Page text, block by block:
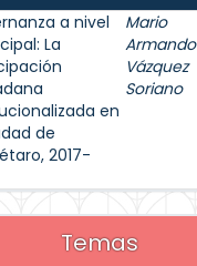
a nivel
La
en
de
2017-
Mario
Armando
Vázquez
Soriano
Temas